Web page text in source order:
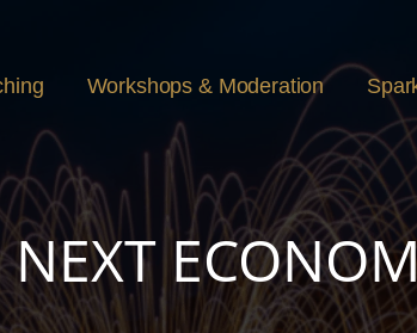
Workshops & Moderation